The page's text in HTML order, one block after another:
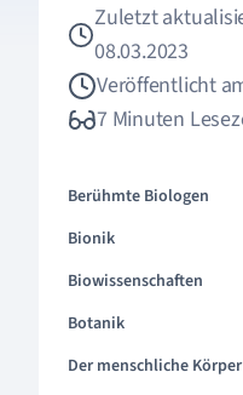
Zuletzt
08.03.2023
Veröffentlicht
7 Minuten
Berühmte Biologen
Bionik
Biowissenschaften
Botanik
Der menschliche Körper